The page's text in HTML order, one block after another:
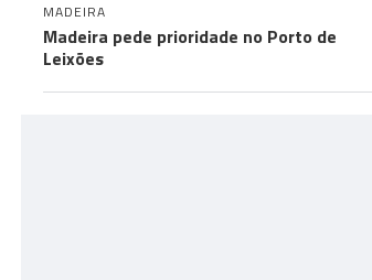
MADEIRA
Madeira pede prioridade no Porto de
Leixões